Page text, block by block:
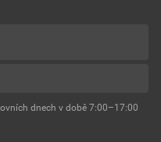
dnech v době 7:00–17:00